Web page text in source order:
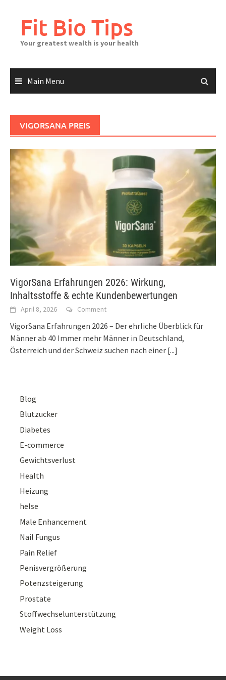
contentFit Bio Tips
Your greatest wealth is your health
Main Menu
VIGORSANA PREIS
VigorSana Erfahrungen 2026: Wirkung,
Inhaltsstoffe & echte Kundenbewertungen
April 8, 2026 Comment
VigorSana Erfahrungen 2026 – Der ehrliche Überblick für
Männer ab 40 Immer mehr Männer in Deutschland,
Österreich und der Schweiz suchen nach einer [...]
Blog
Blutzucker
Diabetes
E-commerce
Gewichtsverlust
Health
Heizung
helse
Male Enhancement
Nail Fungus
Pain Relief
Penisvergrößerung
Potenzsteigerung
Prostate
Stoffwechselunterstützung
Weight Loss